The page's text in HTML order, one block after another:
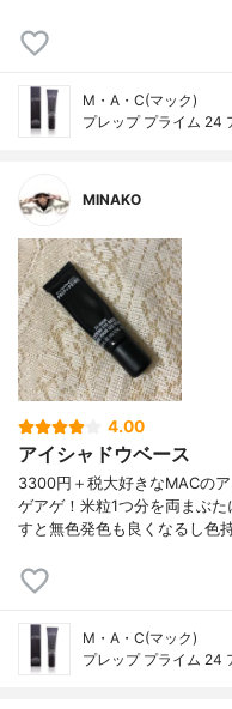
M・A・C(マック)
プレップ プライム 24
MINAKO
4.00
アイシャドウベース
3300円＋税大好きなMACの
ゲアゲ！米粒1つ分を両まぶ
すと無色発色も良くなるし色
M・A・C(マック)
プレップ プライム 24